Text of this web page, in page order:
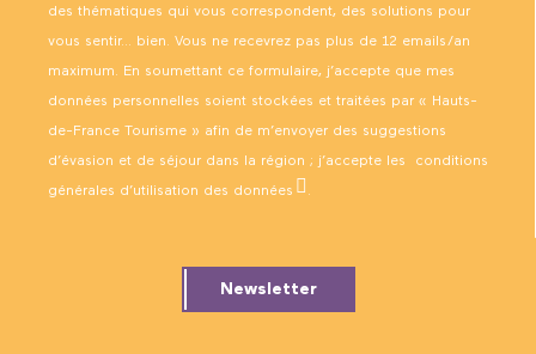
des thématiques qui vous correspondent, des solutions pour
vous sentir… bien. Vous ne recevrez pas plus de 12 emails/an
maximum. En soumettant ce formulaire, j’accepte que mes
données personnelles soient stockées et traitées par « Hauts-
de-France Tourisme » afin de m’envoyer des suggestions
d’évasion et de séjour dans la région ; j’accepte les conditions
générales d’utilisation des données .
Newsletter